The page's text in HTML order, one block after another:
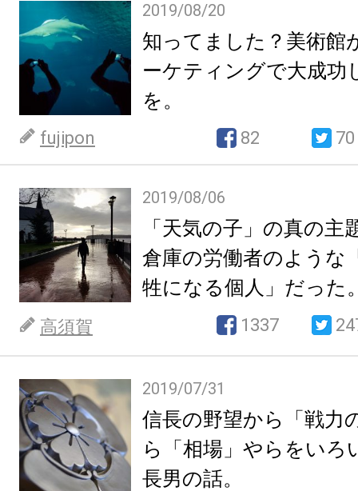
2019/08/20
知ってました？美術館
ーケティングで大成功
を。
fujipon 82 70
2019/08/06
「天気の子」の真の主
倉庫の労働者のような
牲になる個人」だった
高須賀 1337
2019/07/31
信長の野望から「戦力
ら「相場」やらをいろ
長男の話。